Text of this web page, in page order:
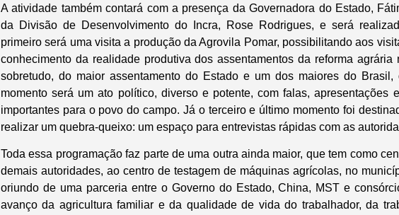
A atividade também contará com a presença da Governadora do Estado,
da Divisão de Desenvolvimento do Incra, Rose Rodrigues, e será
primeiro será uma visita a produção da Agrovila Pomar, possibilitando aos
conhecimento da realidade produtiva dos assentamentos da reforma agrária
sobretudo, do maior assentamento do Estado e um dos maiores do
momento será um ato político, diverso e potente, com falas, apresentações
importantes para o povo do campo. Já o terceiro e último momento foi
realizar um quebra-queixo: um espaço para entrevistas rápidas com as
Toda essa programação faz parte de uma outra ainda maior, que tem como
demais autoridades, ao centro de testagem de máquinas agrícolas, no
oriundo de uma parceria entre o Governo do Estado, China, MST e
avanço da agricultura familiar e da qualidade de vida do trabalhador, da